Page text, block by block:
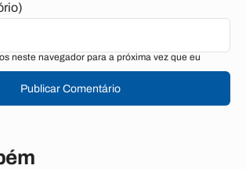
neste navegador para a próxima vez que eu
Publicar Comentário